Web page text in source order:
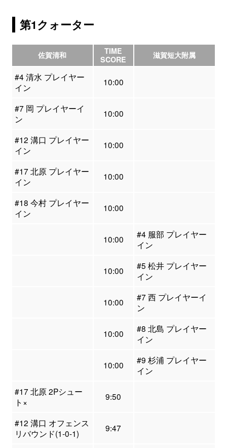
第1クォーター
佐賀清和
TIME
SCORE
滋賀短大附属
#4 清水 プレイヤー
イン
10:00
#7 岡 プレイヤーイ
ン
10:00
#12 溝口 プレイヤー
イン
10:00
#17 北原 プレイヤー
イン
10:00
#18 今村 プレイヤー
イン
10:00
10:00
#4 服部 プレイヤー
イン
10:00
#5 松井 プレイヤー
イン
10:00
#7 西 プレイヤーイ
ン
10:00
#8 北島 プレイヤー
イン
10:00
#9 杉浦 プレイヤー
イン
#17 北原 2Pシュー
ト×
9:50
#12 溝口 オフェンス
リバウンド(1-0-1)
9:47